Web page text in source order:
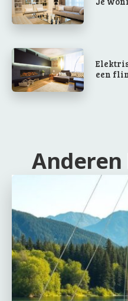
een
Anderen